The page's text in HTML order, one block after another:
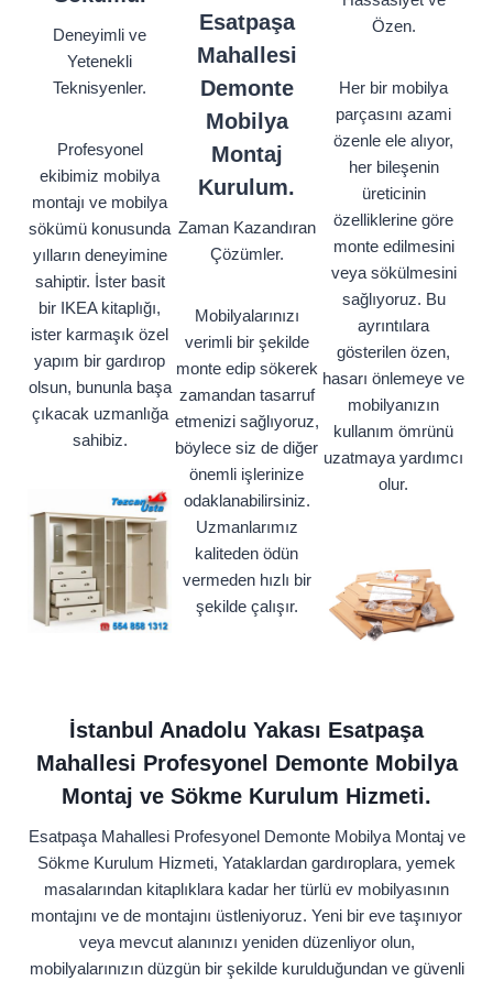
Deneyimli ve
Yetenekli
Teknisyenler.
Profesyonel
ekibimiz mobilya
montajı ve mobilya
sökümü konusunda
yılların deneyimine
sahiptir. İster basit
bir IKEA kitaplığı,
ister karmaşık özel
yapım bir gardırop
olsun, bununla başa
çıkacak uzmanlığa
sahibiz.
Esatpaşa
Mahallesi
Demonte
Mobilya
Montaj
Kurulum.
Zaman Kazandıran
Çözümler.
Mobilyalarınızı
verimli bir şekilde
monte edip sökerek
zamandan tasarruf
etmenizi sağlıyoruz,
böylece siz de diğer
önemli işlerinize
odaklanabilirsiniz.
Uzmanlarımız
kaliteden ödün
vermeden hızlı bir
şekilde çalışır.
Özen.
Her bir mobilya
parçasını azami
özenle ele alıyor,
her bileşenin
üreticinin
özelliklerine göre
monte edilmesini
veya sökülmesini
sağlıyoruz. Bu
ayrıntılara
gösterilen özen,
hasarı önlemeye ve
mobilyanızın
kullanım ömrünü
uzatmaya yardımcı
olur.
İstanbul Anadolu Yakası Esatpaşa
Mahallesi Profesyonel Demonte Mobilya
Montaj ve Sökme Kurulum Hizmeti.
Esatpaşa Mahallesi Profesyonel Demonte Mobilya Montaj ve
Sökme Kurulum Hizmeti, Yataklardan gardıroplara, yemek
masalarından kitaplıklara kadar her türlü ev mobilyasının
montajını ve de montajını üstleniyoruz. Yeni bir eve taşınıyor
veya mevcut alanınızı yeniden düzenliyor olun,
mobilyalarınızın düzgün bir şekilde kurulduğundan ve güvenli